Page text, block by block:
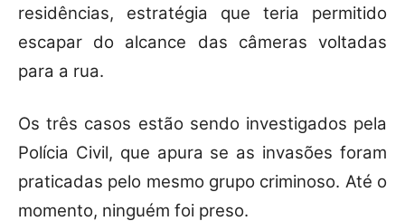
residências, estratégia que teria permitido
escapar do alcance das câmeras voltadas
para a rua.
Os três casos estão sendo investigados pela
Polícia Civil, que apura se as invasões foram
praticadas pelo mesmo grupo criminoso. Até o
momento, ninguém foi preso.